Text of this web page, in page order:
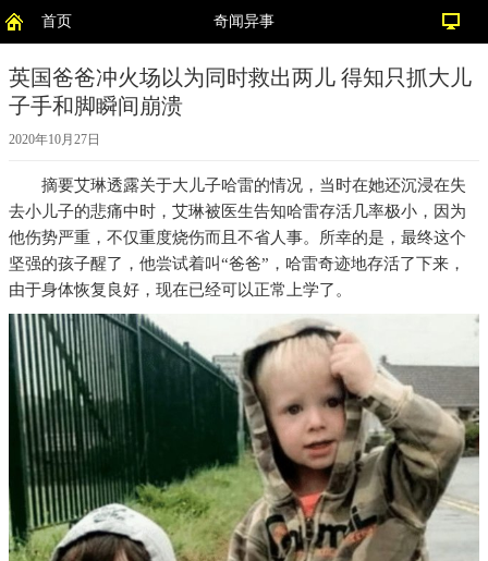
首页 奇闻异事
英国爸爸冲火场以为同时救出两儿 得知只抓大儿
子手和脚瞬间崩溃
2020年10月27日
摘要艾琳透露关于大儿子哈雷的情况，当时在她还沉浸在失
去小儿子的悲痛中时，艾琳被医生告知哈雷存活几率极小，因为
他伤势严重，不仅重度烧伤而且不省人事。所幸的是，最终这个
坚强的孩子醒了，他尝试着叫“爸爸”，哈雷奇迹地存活了下来，
由于身体恢复良好，现在已经可以正常上学了。